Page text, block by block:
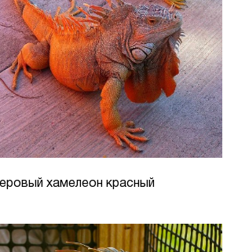
хамелеон красный